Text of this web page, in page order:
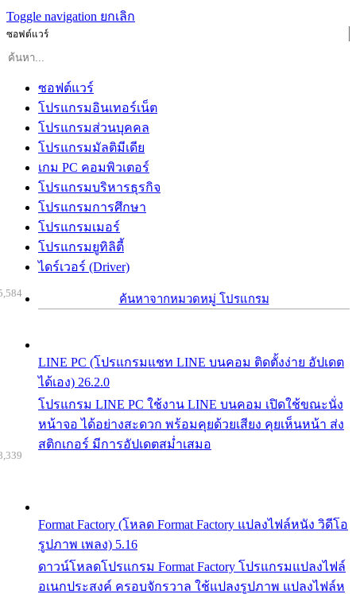
Toggle navigation ยกเลิก
ซอฟต์แวร์
ซอฟต์แวร์
โปรแกรมอินเทอร์เน็ต
โปรแกรมส่วนบุคคล
โปรแกรมมัลติมีเดีย
เกม PC คอมพิวเตอร์
โปรแกรมบริหารธุรกิจ
โปรแกรมการศึกษา
โปรแกรมเมอร์
โปรแกรมยูทิลิตี้
ไดร์เวอร์ (Driver)
ค้นหาจากหมวดหมู่ โปรแกรม
LINE PC (โปรแกรมแชท LINE บนคอม ติดตั้งง่าย อัปเดต
ได้เอง) 26.2.0
โปรแกรม LINE PC ใช้งาน LINE บนคอม เปิดใช้ขณะนั่ง
หน้าจอ ได้อย่างสะดวก พร้อมคุยด้วยเสียง คุยเห็นหน้า ส่ง
สติกเกอร์ มีการอัปเดตสม่ำเสมอ
Format Factory (โหลด Format Factory แปลงไฟล์หนัง วิดีโอ
รูปภาพ เพลง) 5.16
ดาวน์โหลดโปรแกรม Format Factory โปรแกรมแปลงไฟล์
อเนกประสงค์ ครอบจักรวาล ใช้แปลงรูปภาพ แปลงไฟล์ห